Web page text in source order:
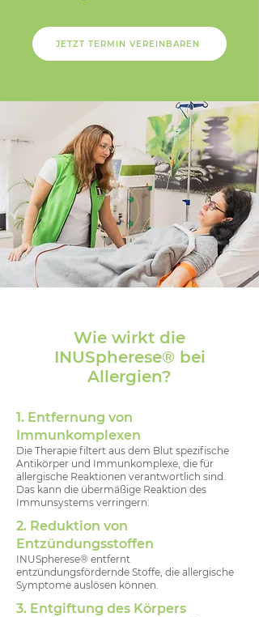
JETZT TERMIN VEREINBAREN
Wie wirkt die
INUSpherese® bei
Allergien?
1. Entfernung von
Immunkomplexen
Die Therapie filtert aus dem Blut spezifische
Antikörper und Immunkomplexe, die für
allergische Reaktionen verantwortlich sind.
Das kann die übermäßige Reaktion des
Immunsystems verringern.
2. Reduktion von
Entzündungsstoffen
INUSpherese® entfernt
entzündungsfördernde Stoffe, die allergische
Symptome auslösen können.
3. Entgiftung des Körpers